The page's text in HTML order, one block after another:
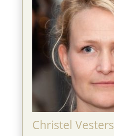
Christel Vesters